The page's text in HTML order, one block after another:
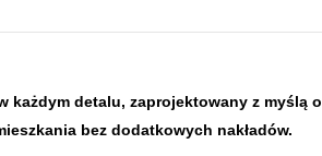
detalu, zaprojektowany z myślą o
bez dodatkowych nakładów.